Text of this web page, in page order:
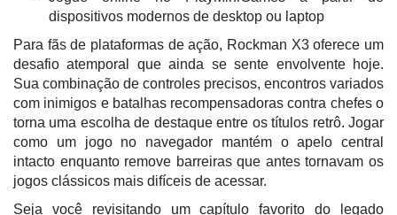
dispositivos modernos de desktop ou laptop
Para fãs de plataformas de ação, Rockman X3 oferece um
desafio atemporal que ainda se sente envolvente hoje.
Sua combinação de controles precisos, encontros variados
com inimigos e batalhas recompensadoras contra chefes o
torna uma escolha de destaque entre os títulos retrô. Jogar
como um jogo no navegador mantém o apelo central
intacto enquanto remove barreiras que antes tornavam os
jogos clássicos mais difíceis de acessar.
Seja você revisitando um capítulo favorito do legado